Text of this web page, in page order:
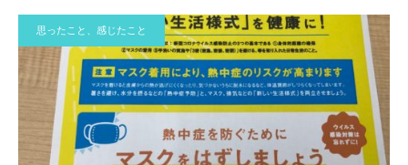
思ったこと、感じたこと